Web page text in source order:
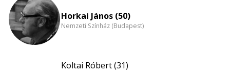
Horkai János (50)
Nemzeti Színház (Budapest)
Koltai Róbert (31)